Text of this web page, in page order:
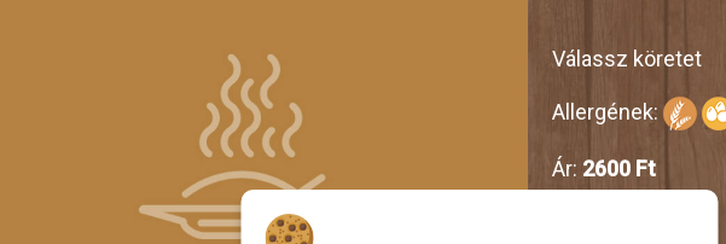
Válassz köretet
Allergének:
Ár: 2600 Ft